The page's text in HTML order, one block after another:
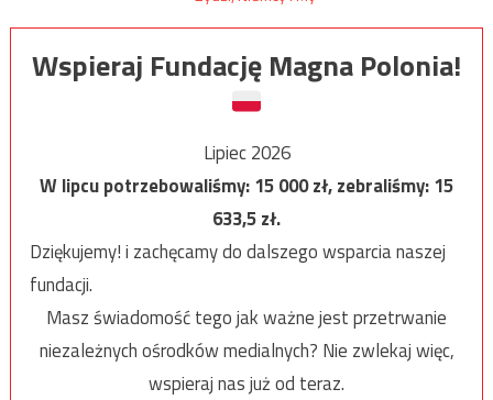
Wspieraj Fundację Magna Polonia!
Lipiec 2026
W lipcu potrzebowaliśmy:15 000zł, zebraliśmy:15
633,5zł.
Dziękujemy! i zachęcamy do dalszego wsparcia naszej
fundacji.
Masz świadomość tego jak ważne jest przetrwanie
niezależnych ośrodków medialnych? Nie zwlekaj więc,
wspieraj nas już od teraz.